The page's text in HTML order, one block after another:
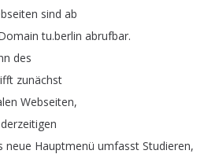
sind ab
tu.berlin abrufbar.
des
zunächst
Webseiten,
derzeitigen
neue Hauptmenü umfasst Studieren,